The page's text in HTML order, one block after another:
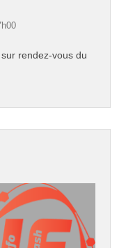
rendez-vous du